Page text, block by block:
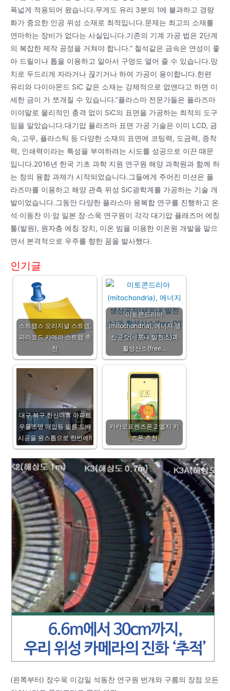
폭넓게 적용되어 왔습니다.무게도 유리 3분의 1에 불과하고 경량
화가 중요한 인공 위성 소재로 최적입니다.문제는 최고의 소재를
연마하는 장비가 없다는 사실입니다.기존의 기계 가공 법은 2단계
의 복잡한 제작 공정을 거쳐야 합니다.” 철석같은 금속은 연성이 좋
아 드릴이나 톱을 이용하고 알아서 구멍도 열어 줄 수 있습니다.망
치로 두드리게 자라거나 끊기거나 하여 가공이 용이합니다.한편
유리와 다이아몬드 SiC 같은 소재는 강제적으로 없앤다고 하면 미
세한 금이 가 쪼개질 수 있습니다.”플라스마 전문가들은 플라즈마
이야말로 물리적인 충격 없이 SiC의 표면을 가공하는 최적의 도구
임을 알았습니다.대기압 플라즈마 표면 가공 기술은 이미 LCD, 금
속, 고무, 플라스틱 등 다양한 소재의 표면에 코팅력, 도금력, 증착
력, 인쇄력이라는 특성을 부여하려는 시도를 성공으로 이끈 때문
입니다.2016년 한국 기초 과학 지원 연구원 해양 과학원과 함께 하
는 창의 융합 과제가 시작되었습니다.그들에게 주어진 미션은 플
라즈마를 이용하고 해양 관측 위성 SiC광학계를 가공하는 기술 개
발이었습니다.그동안 다양한 플라스마 융복합 연구를 진행하고 온
석·이동찬 이·암 일본 장·스욱 연구원이 각각 대기압 플래즈머 에칭
툴(발원), 원자층 에칭 장치, 이온 빔을 이용한 이온원 개발을 맡으
면서 본격적으로 우주를 향한 꿈을 발사했다.
인기글
스트랩스 오리지널 스트랩,
파라코드 카메라 스트랩 추
천
미토콘드리아
(mitochondria), 에너지 생
산공장(세포내 발전소)과
활성산소(free…
대구 북구 한신더휴 아파트
우물조명 매입등 필름 도배
시공을 원스톱으로 한번에!!
카카오프렌즈폰 2 엘지 키
즈폰 추천
(왼쪽부터) 장수욱 이강일 석동찬 연구원 번개와 구름의 장점 모든